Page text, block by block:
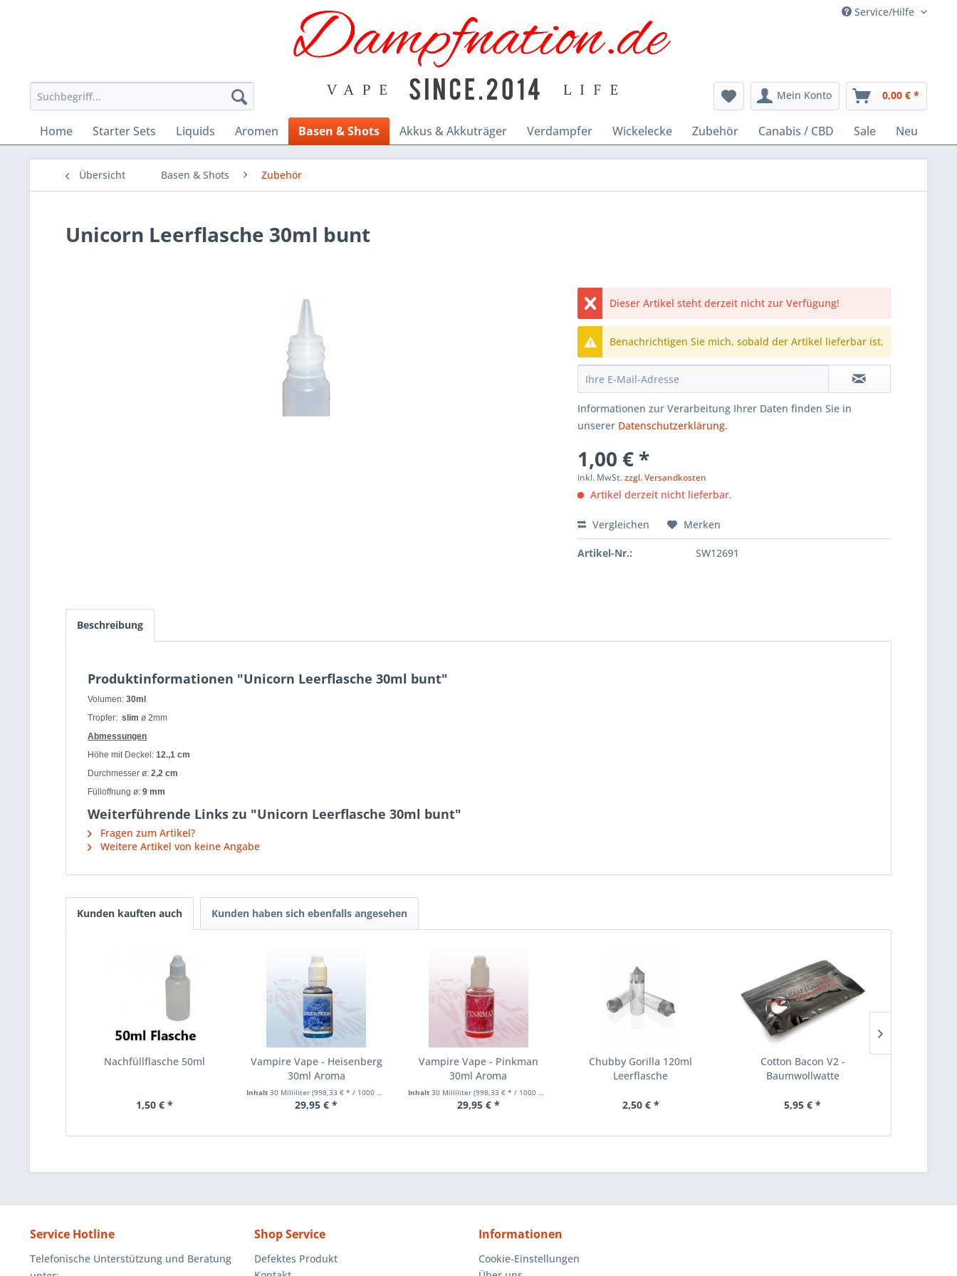
Service/Hilfe
Mein Konto 0,00 € *
Home Starter Sets Liquids Aromen Basen & Shots Akkus & Akkuträger Verdampfer Wickelecke Zubehör Canabis / CBD Sale Neu
Übersicht Basen & Shots Zubehör
Unicorn Leerflasche 30ml bunt
Dieser Artikel steht derzeit nicht zur Verfügung!
Benachrichtigen Sie mich, sobald der Artikel lieferbar ist.
Informationen zur Verarbeitung Ihrer Daten finden Sie in
unserer Datenschutzerklärung.
1,00 € *
inkl. MwSt.zzgl. Versandkosten
Artikel derzeit nicht lieferbar.
Vergleichen Merken
Artikel-Nr.: SW12691
Beschreibung
Produktinformationen "Unicorn Leerflasche 30ml bunt"
Volumen: 30ml
Tropfer: slim ø 2mm
Abmessungen
Höhe mit Deckel: 12.,1 cm
Durchmesser ø: 2,2 cm
Fülloffnung ø: 9 mm
Weiterführende Links zu "Unicorn Leerflasche 30ml bunt"
Fragen zum Artikel?
Weitere Artikel von keine Angabe
Kunden kauften auch Kunden haben sich ebenfalls angesehen
Nachfüllflasche 50ml
1,50 € *
Vampire Vape - Heisenberg
30ml Aroma
Inhalt 30 Milliliter (998,33 € * / 1000 Milliliter)
29,95 € *
Vampire Vape - Pinkman
30ml Aroma
Inhalt30 Milliliter(998,33 € * / 1000 Milliliter)
29,95 € *
Chubby Gorilla 120ml
Leerflasche
2,50 € *
Cotton Bacon V2 -
Baumwollwatte
5,95 € *
Service Hotline
Telefonische Unterstützung und Beratung
Shop Service
Defektes Produkt
Informationen
Cookie-Einstellungen